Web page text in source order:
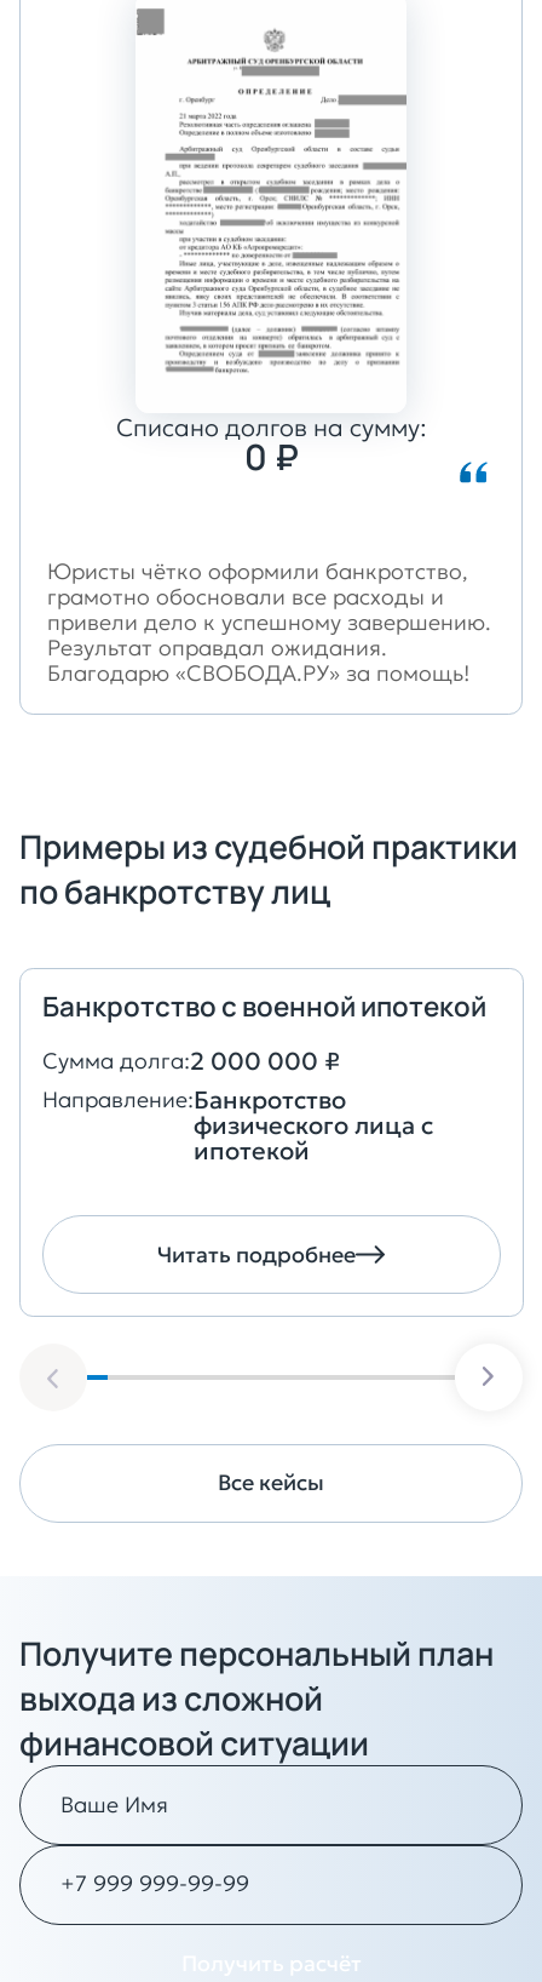
Списано долгов на сумму:
0 ₽
Юристы чётко оформили банкротство,
грамотно обосновали все расходы и
привели дело к успешному завершению.
Результат оправдал ожидания.
Благодарю «СВОБОДА.РУ» за помощь!
Примеры из судебной практики
по банкротству лиц
Банкротство с военной ипотекой
Сумма долга:2 000 000 ₽
Направление:Банкротство
физического лица с
ипотекой
Читать подробнее
Все кейсы
Получите персональный план
выхода из сложной
финансовой ситуации
Получить расчёт